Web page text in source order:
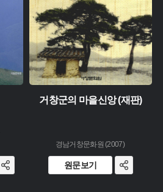
거창군의 마을신앙 (재판)
경남거창문화원 (2007)
원문보기